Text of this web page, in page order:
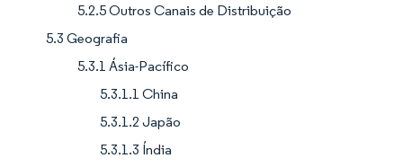
5.2.5 Outros Canais de Distribuição
5.3 Geografia
5.3.1 Ásia-Pacífico
5.3.1.1 China
5.3.1.2 Japão
5.3.1.3 Índia